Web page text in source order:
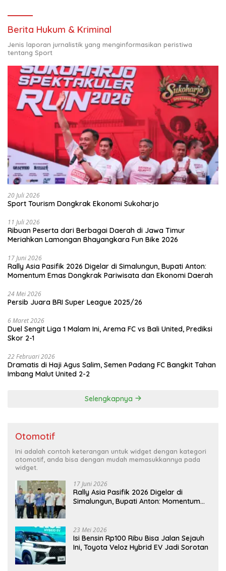
Berita Hukum & Kriminal
Jenis laporan jurnalistik yang menginformasikan peristiwa
tentang Sport
20 Juli 2026
Sport Tourism Dongkrak Ekonomi Sukoharjo
11 Juli 2026
Ribuan Peserta dari Berbagai Daerah di Jawa Timur
Meriahkan Lamongan Bhayangkara Fun Bike 2026
17 Juni 2026
Rally Asia Pasifik 2026 Digelar di Simalungun, Bupati Anton:
Momentum Emas Dongkrak Pariwisata dan Ekonomi Daerah
24 Mei 2026
Persib Juara BRI Super League 2025/26
6 Maret 2026
Duel Sengit Liga 1 Malam Ini, Arema FC vs Bali United, Prediksi
Skor 2-1
22 Februari 2026
Dramatis di Haji Agus Salim, Semen Padang FC Bangkit Tahan
Imbang Malut United 2-2
Selengkapnya
Otomotif
Ini adalah contoh keterangan untuk widget dengan kategori
otomotif, anda bisa dengan mudah memasukkannya pada
widget.
17 Juni 2026
Rally Asia Pasifik 2026 Digelar di
Simalungun, Bupati Anton: Momentum
23 Mei 2026
Isi Bensin Rp100 Ribu Bisa Jalan Sejauh
Ini, Toyota Veloz Hybrid EV Jadi Sorotan